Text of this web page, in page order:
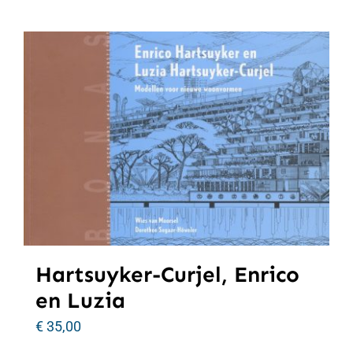
Hartsuyker-Curjel, Enrico
en Luzia
€35,00